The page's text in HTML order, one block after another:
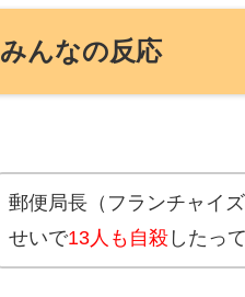
みんなの反応
郵便局長（フランチャイ
せいで13人も自殺 したっ